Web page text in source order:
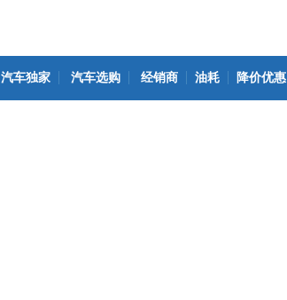
汽车独家 汽车选购 经销商 油耗 降价优惠